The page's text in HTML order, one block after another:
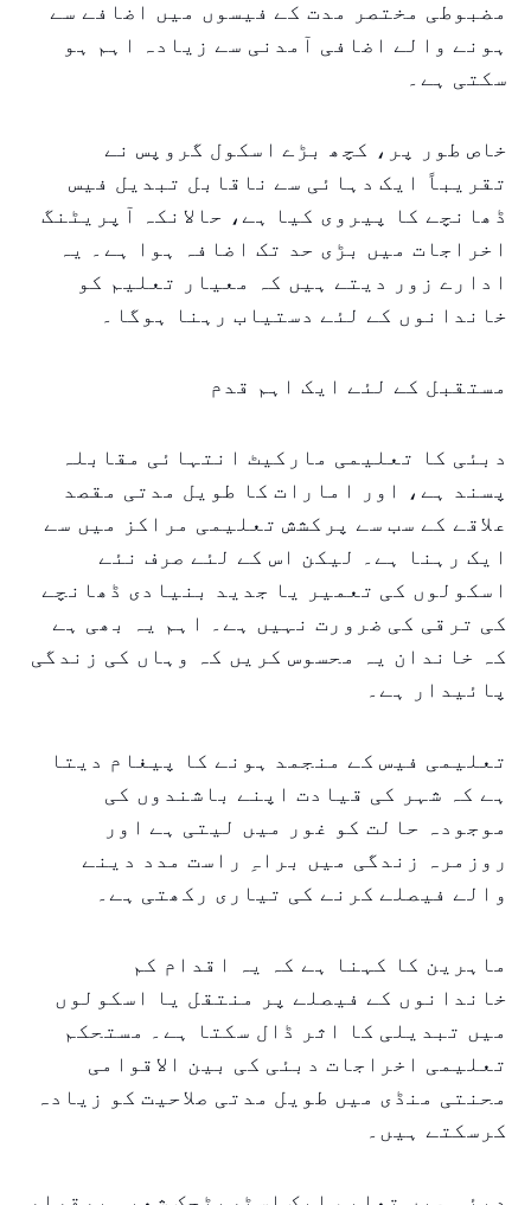
مضبوطی مختصر مدت کے فیسوں میں اضافے سے
ہونے والے اضافی آمدنی سے زیادہ اہم ہو
سکتی ہے۔
خاص طور پر، کچھ بڑے اسکول گروپس نے
تقریباً ایک دہائی سے ناقابل تبدیل فیس
ڈھانچے کا پیروی کیا ہے، حالانکہ آپریٹنگ
اخراجات میں بڑی حد تک اضافہ ہوا ہے۔ یہ
ادارے زور دیتے ہیں کہ معیار تعلیم کو
خاندانوں کے لئے دستیاب رہنا ہوگا۔
مستقبل کے لئے ایک اہم قدم
دبئی کا تعلیمی مارکیٹ انتہائی مقابلہ
پسند ہے، اور امارات کا طویل مدتی مقصد
علاقے کے سب سے پرکشش تعلیمی مراکز میں سے
ایک رہنا ہے۔ لیکن اس کے لئے صرف نئے
اسکولوں کی تعمیر یا جدید بنیادی ڈھانچے
کی ترقی کی ضرورت نہیں ہے۔ اہم یہ بھی ہے
کہ خاندان یہ محسوس کریں کہ وہاں کی زندگی
پائیدار ہے۔
تعلیمی فیس کے منجمد ہونے کا پیغام دیتا
ہے کہ شہر کی قیادت اپنے باشندوں کی
موجودہ حالت کو غور میں لیتی ہے اور
روزمرہ زندگی میں براہِ راست مدد دینے
والے فیصلے کرنے کی تیاری رکھتی ہے۔
ماہرین کا کہنا ہے کہ یہ اقدام کم
خاندانوں کے فیصلے پر منتقل یا اسکولوں
میں تبدیلی کا اثر ڈال سکتا ہے۔ مستحکم
تعلیمی اخراجات دبئی کی بین الاقوامی
محنتی منڈی میں طویل مدتی صلاحیت کو زیادہ
کرسکتے ہیں۔